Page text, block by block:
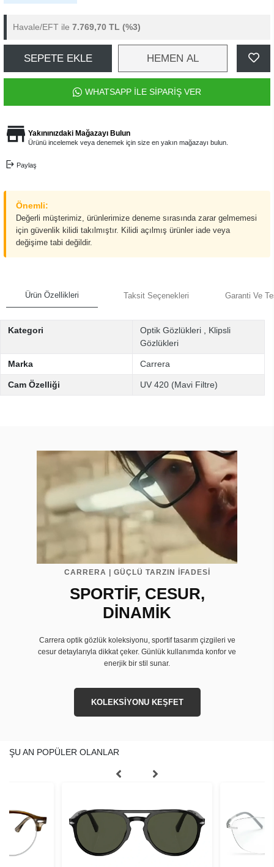
Havale/EFT ile 7.769,70 TL (%3)
SEPETE EKLE HEMEN AL
WHATSAPP İLE SİPARİŞ VER
Yakınınızdaki Mağazayı Bulun
Ürünü incelemek veya denemek için size en yakın mağazayı bulun.
Paylaş
Önemli:
Değerli müşterimiz, ürünlerimize deneme sırasında zarar gelmemesi
için güvenlik kilidi takılmıştır. Kilidi açılmış ürünler iade veya
değişime tabi değildir.
Ürün Özellikleri Taksit Seçenekleri Garanti Ve
Kategori Optik Gözlükleri
Klipsli
Gözlükleri
Marka Carrera
Cam Özelliği UV 420 (Mavi Filtre)
CARRERA | GÜÇLÜ TARZIN İFADESİ
SPORTİF, CESUR,
DİNAMİK
Carrera optik gözlük koleksiyonu, sportif tasarım çizgileri ve
cesur detaylarıyla dikkat çeker. Günlük kullanımda konfor ve
enerjik bir stil sunar.
KOLEKSİYONU KEŞFET
ŞU AN POPÜLER OLANLAR